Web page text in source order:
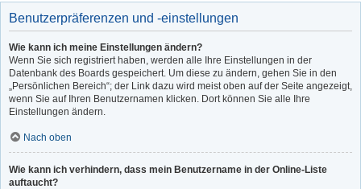
Benutzerpräferenzen und -einstellungen
Wie kann ich meine Einstellungen ändern?
Wenn Sie sich registriert haben, werden alle Ihre Einstellungen in der
Datenbank des Boards gespeichert. Um diese zu ändern, gehen Sie in den
„Persönlichen Bereich“; der Link dazu wird meist oben auf der Seite angezeigt,
wenn Sie auf Ihren Benutzernamen klicken. Dort können Sie alle Ihre
Einstellungen ändern.
Nach oben
Wie kann ich verhindern, dass mein Benutzername in der Online-Liste
auftaucht?